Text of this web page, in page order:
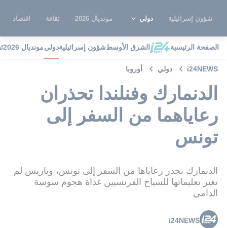
شؤون إسرائيلية دولي مونديال 2026 ثقافة اقتصاد
الصفحة الرئيسية الشرق الأوسطشؤون إسرائيليةدوليمونديال 2026
i24NEWS دولي أوروبا
الدنمارك وفنلندا تحذران
رعاياهما من السفر إلى
تونس
الدنمارك تحذر رعاياها من السفر إلى تونس، وباريس لم
تغير تعليماتها للسياح الفرنسيين غداة هجوم سوسة
الدامي
i24NEWS